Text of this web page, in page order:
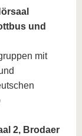
und
mit
2, Brodaer